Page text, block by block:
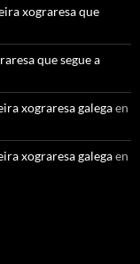
xograresa que
que segue a
xograresa galegaen
xograresa galegaen